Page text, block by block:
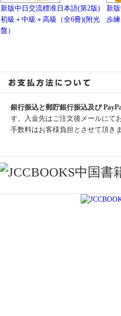
新版中日交流標准日本語(第2版)
初級＋中級＋高級（全6冊)(附光
盤）
新
歩
銀行振込と郵貯銀行振込及び
す。入金先はご注文後メールにて
手数料はお客様負担とさせて頂き